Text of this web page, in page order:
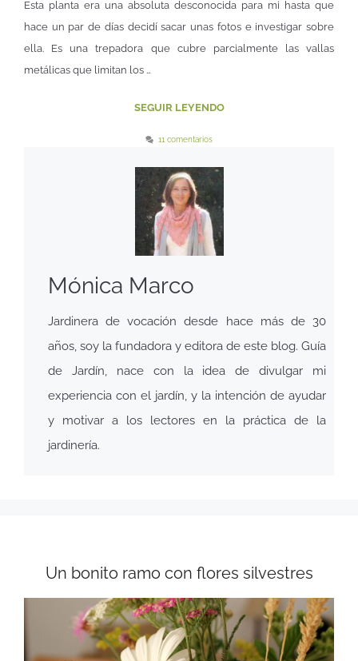
Esta planta era una absoluta desconocida para mi hasta que
hace un par de días decidí sacar unas fotos e investigar sobre
ella. Es una trepadora que cubre parcialmente las vallas
metálicas que limitan los …
SEGUIR LEYENDO
11 comentarios
Mónica Marco
Jardinera de vocación desde hace más de 30
años, soy la fundadora y editora de este blog. Guía
de Jardín, nace con la idea de divulgar mi
experiencia con el jardín, y la intención de ayudar
y motivar a los lectores en la práctica de la
jardinería.
Un bonito ramo con flores silvestres